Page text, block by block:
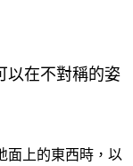
以在不對稱的姿
面上的東西時，以